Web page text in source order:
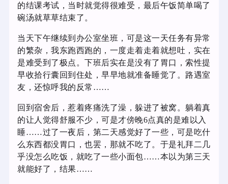
的结课考试，当时就觉得很难受，最后午饭简单喝了
碗汤就草草结束了。
当天下午继续到办公室坐班，可是这一天任务有异常
的繁杂，我东跑西跑的，一度走着走着就想吐，实在
是难受到了极点。下班后实在是没有了胃口，索性提
早收拾行囊回到住处，早早地就准备睡觉了。路遇室
友，还惊呼我的反常……
回到宿舍后，惹着疼痛洗了澡，躲进了被窝。躺着真
的让人觉得舒服不少，可是才傍晚6点真的是难以入
睡……过了一夜后，第二天感觉好了一些，可是吃什
么东西都没胃口，也罢，那就不吃了。于是礼拜二几
乎没怎么吃饭，就吃了一些小面包……本以为第三天
就能好了，结果……